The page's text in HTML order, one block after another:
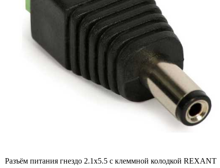
Разъём питания гнездо 2.1х5.5 с клеммной колодкой REXANT